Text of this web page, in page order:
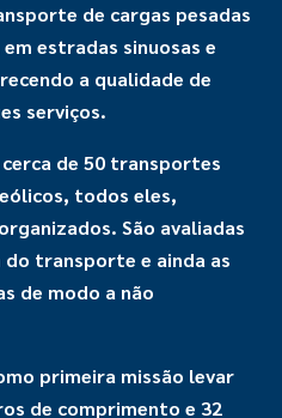
de cargas pesadas
estradas sinuosas e
a qualidade de
serviços.
de 50 transportes
todos eles,
São avaliadas
do transporte e ainda as
de modo a não
primeira missão levar
de comprimento e 32